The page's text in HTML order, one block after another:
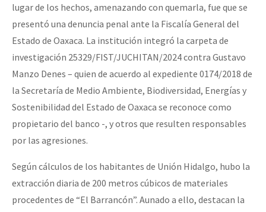
lugar de los hechos, amenazando con quemarla, fue que se
presentó una denuncia penal ante la Fiscalía General del
Estado de Oaxaca. La institución integró la carpeta de
investigación 25329/FIST/JUCHITAN/2024 contra Gustavo
Manzo Denes – quien de acuerdo al expediente 0174/2018 de
la Secretaría de Medio Ambiente, Biodiversidad, Energías y
Sostenibilidad del Estado de Oaxaca se reconoce como
propietario del banco -, y otros que resulten responsables
por las agresiones.
Según cálculos de los habitantes de Unión Hidalgo, hubo la
extracción diaria de 200 metros cúbicos de materiales
procedentes de “El Barrancón”. Aunado a ello, destacan la